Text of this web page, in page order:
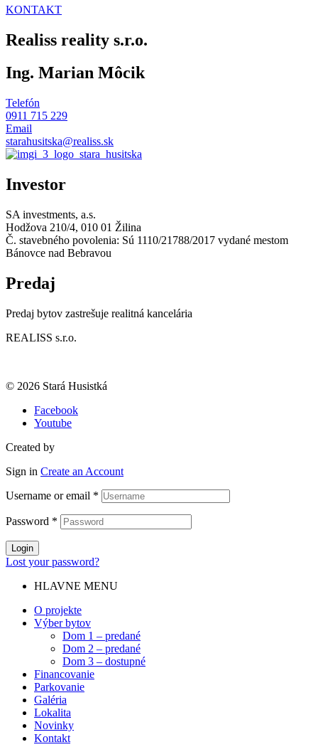
KONTAKT
Realiss reality s.r.o.
Ing. Marian Môcik
Telefón
0911 715 229
Email
starahusitska@realiss.sk
Investor
SA investments, a.s.
Hodžova 210/4, 010 01 Žilina
Č. stavebného povolenia: Sú 1110/21788/2017 vydané mestom
Bánovce nad Bebravou
Predaj
Predaj bytov zastrešuje realitná kancelária
REALISS s.r.o.
© 2026 Stará Husistká
Facebook
Youtube
Created by
Sign in Create an Account
Username or email *
Password *
Login
Lost your password?
HLAVNE MENU
O projekte
Výber bytov
Dom 1 – predané
Dom 2 – predané
Dom 3 – dostupné
Financovanie
Parkovanie
Galéria
Lokalita
Novinky
Kontakt